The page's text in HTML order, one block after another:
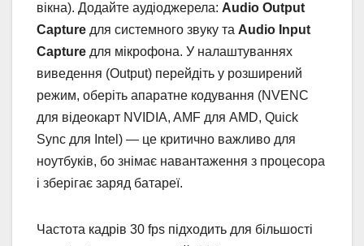
вікна). Додайте аудіоджерела: Audio Output
Capture для системного звуку та Audio Input
Capture для мікрофона. У налаштуваннях
виведення (Output) перейдіть у розширений
режим, оберіть апаратне кодування (NVENC
для відеокарт NVIDIA, AMF для AMD, Quick
Sync для Intel) — це критично важливо для
ноутбуків, бо знімає навантаження з процесора
і зберігає заряд батареї.
Частота кадрів 30 fps підходить для більшості